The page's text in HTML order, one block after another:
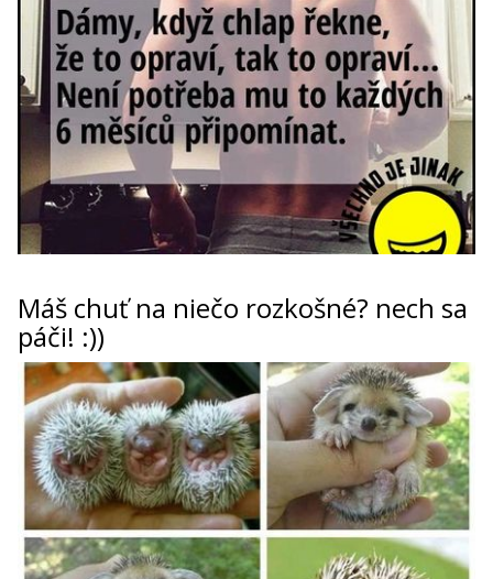
Máš chuť na niečo rozkošné? nech sa
páči! :))